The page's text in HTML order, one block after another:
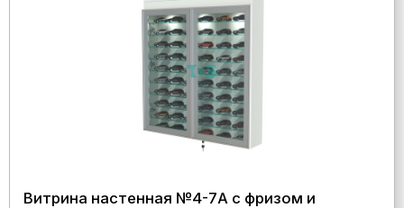
Витрина настенная №4-7А с фризом и